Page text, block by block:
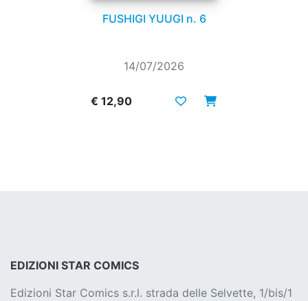
FUSHIGI YUUGI n. 6
14/07/2026
€ 12,90
EDIZIONI STAR COMICS
Edizioni Star Comics s.r.l. strada delle Selvette, 1/bis/1